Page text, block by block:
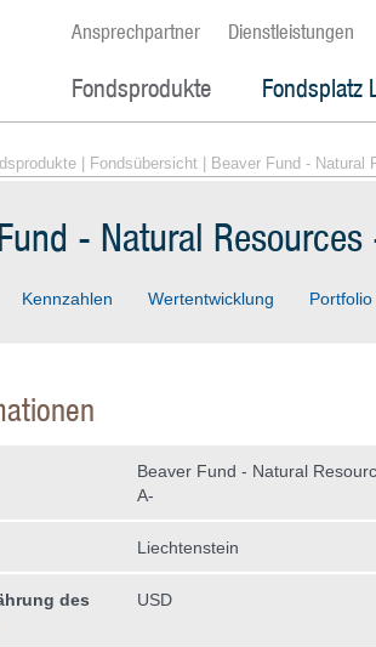
Ansprechpartner Dienstleistungen
Fondsprodukte Fondsplatz
Fondsübersicht | Beaver Fund - Natural
- Natural Resources
Kennzahlen Wertentwicklung Portfolio
Beaver Fund - Natural
A-
Liechtenstein
des
USD